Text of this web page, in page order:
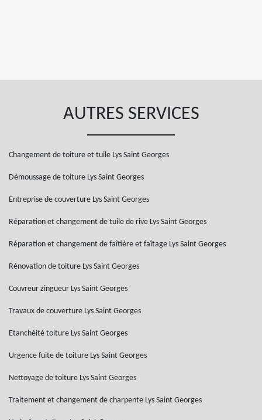
AUTRES SERVICES
Changement de toiture et tuile Lys Saint Georges
Démoussage de toiture Lys Saint Georges
Entreprise de couverture Lys Saint Georges
Réparation et changement de tuile de rive Lys Saint Georges
Réparation et changement de faîtière et faîtage Lys Saint Georges
Rénovation de toiture Lys Saint Georges
Couvreur zingueur Lys Saint Georges
Travaux de couverture Lys Saint Georges
Etanchéité toiture Lys Saint Georges
Urgence fuite de toiture Lys Saint Georges
Nettoyage de toiture Lys Saint Georges
Traitement et changement de charpente Lys Saint Georges